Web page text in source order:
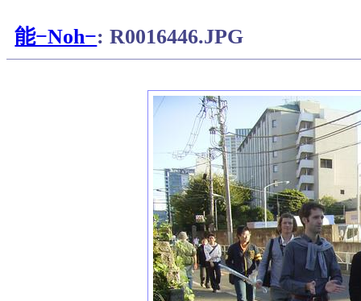
能−Noh−: R0016446.JPG